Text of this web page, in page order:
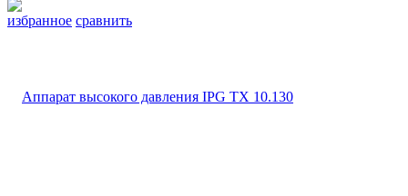
избранное сравнить